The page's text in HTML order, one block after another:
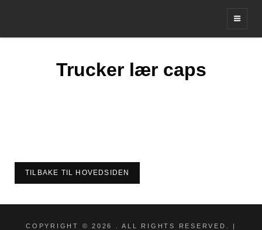
Trucker lær caps
TILBAKE TIL HOVEDSIDEN
COPYRIGHT © 2026
. ALL RIGHTS RESERVED. |